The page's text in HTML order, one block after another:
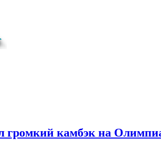
громкий камбэк на